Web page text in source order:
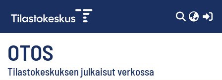
OTOS
Tilastokeskuksen julkaisut verkossa